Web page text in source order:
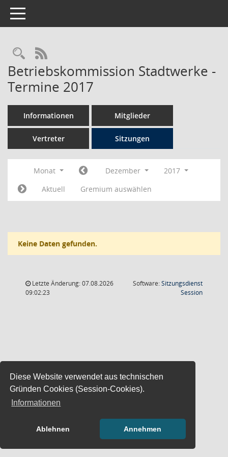
Diese Website verwendet aus technischen
Gründen Cookies (Session-Cookies).
Informationen
Ablehnen Annehmen
Toggle navigation
Rechercheauswahl
RSS-Feed
Betriebskommission Stadtwerke -
Termine 2017
Informationen Mitglieder
Vertreter Sitzungen
Monat Dezember
2017
Aktuell
Gremium auswählen
Keine Daten gefunden.
Letzte Änderung: 07.08.2026
09:02:23
Software:Sitzungsdienst
Session(Wird in